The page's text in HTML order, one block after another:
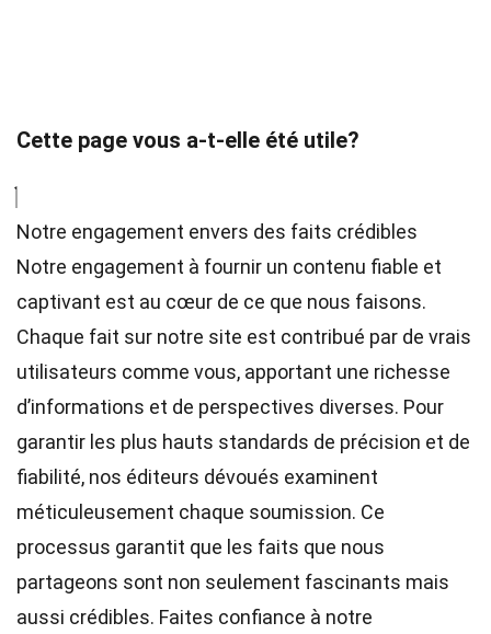
Cette page vous a-t-elle été utile?
Notre engagement envers des faits crédibles
Notre engagement à fournir un contenu fiable et
captivant est au cœur de ce que nous faisons.
Chaque fait sur notre site est contribué par de vrais
utilisateurs comme vous, apportant une richesse
d’informations et de perspectives diverses. Pour
garantir les plus hauts standards de précision et de
fiabilité, nos éditeurs dévoués examinent
méticuleusement chaque soumission. Ce
processus garantit que les faits que nous
partageons sont non seulement fascinants mais
aussi crédibles. Faites confiance à notre